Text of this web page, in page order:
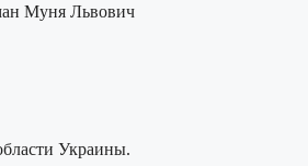
Муня Львович
Украины.